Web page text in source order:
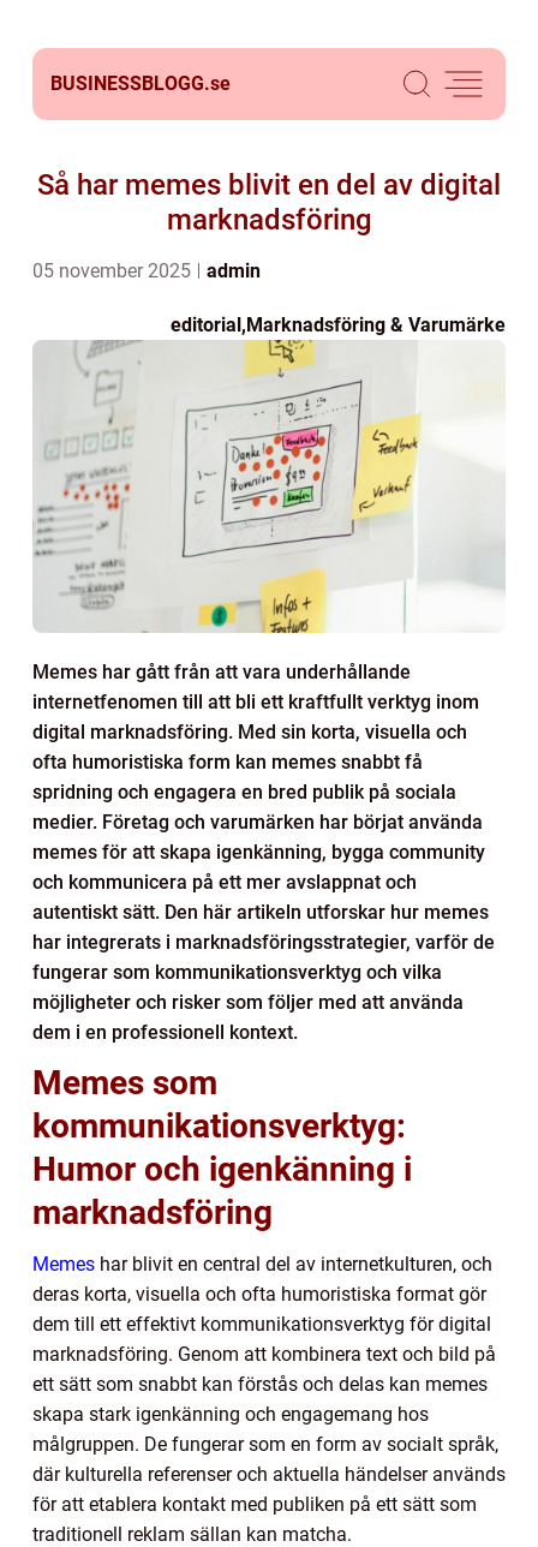
BUSINESSBLOGG.se
Så har memes blivit en del av digital
marknadsföring
05 november 2025 admin
editorial,Marknadsföring & Varumärke
Memes har gått från att vara underhållande
internetfenomen till att bli ett kraftfullt verktyg inom
digital marknadsföring. Med sin korta, visuella och
ofta humoristiska form kan memes snabbt få
spridning och engagera en bred publik på sociala
medier. Företag och varumärken har börjat använda
memes för att skapa igenkänning, bygga community
och kommunicera på ett mer avslappnat och
autentiskt sätt. Den här artikeln utforskar hur memes
har integrerats i marknadsföringsstrategier, varför de
fungerar som kommunikationsverktyg och vilka
möjligheter och risker som följer med att använda
dem i en professionell kontext.
Memes som
kommunikationsverktyg:
Humor och igenkänning i
marknadsföring
Memes har blivit en central del av internetkulturen, och
deras korta, visuella och ofta humoristiska format gör
dem till ett effektivt kommunikationsverktyg för digital
marknadsföring. Genom att kombinera text och bild på
ett sätt som snabbt kan förstås och delas kan memes
skapa stark igenkänning och engagemang hos
målgruppen. De fungerar som en form av socialt språk,
där kulturella referenser och aktuella händelser används
för att etablera kontakt med publiken på ett sätt som
traditionell reklam sällan kan matcha.